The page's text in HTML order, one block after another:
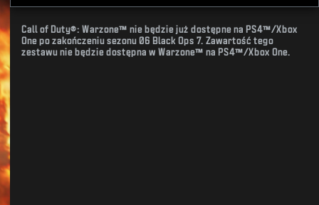
Call of Duty®: Warzone™ nie będzie już dostępne na PS4™/Xbox
One po zakończeniu sezonu 06 Black Ops 7. Zawartość tego
zestawu nie będzie dostępna w Warzone™ na PS4™/Xbox One.